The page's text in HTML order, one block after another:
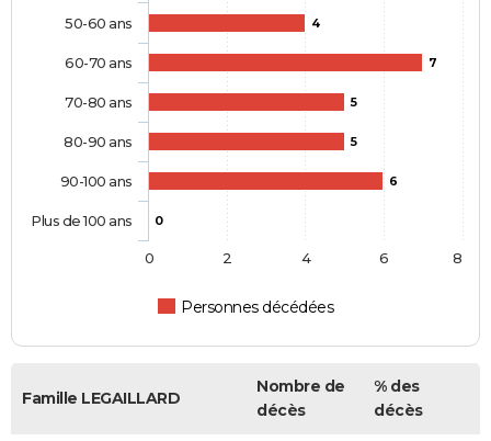
4
7
5
5
6
0
Personnes décédées
50-60 ans
60-70 ans
70-80 ans
80-90 ans
90-100 ans
Plus de 100 ans
0 2 4 6 8
Famille LEGAILLARD
Nombre de
décès
% des
décès